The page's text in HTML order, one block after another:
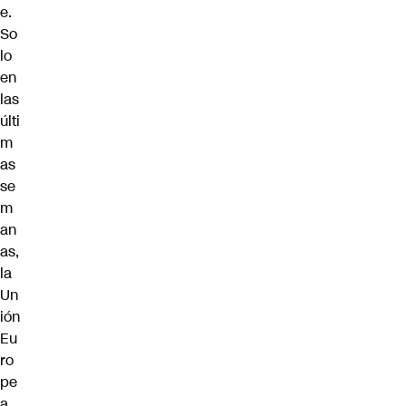
e.
So
lo
en
las
últi
m
as
se
m
an
as,
la
Un
ión
Eu
ro
pe